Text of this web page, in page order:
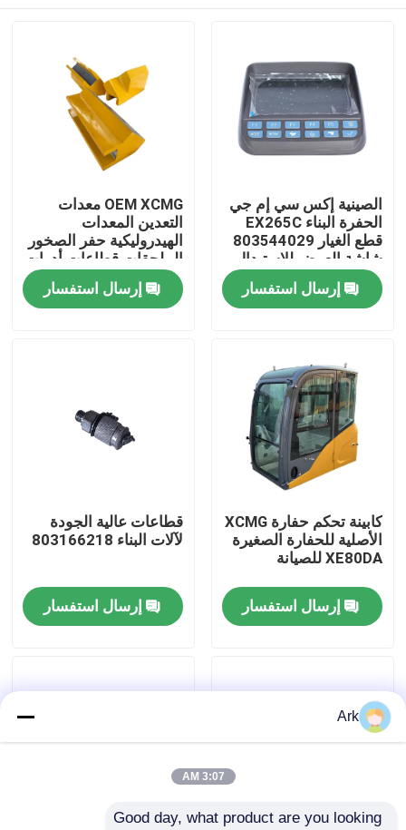
منزل
المنتجات
حول بنا
جولة في المعمل
ضبط الجودة
اتصل بنا
طلب اقتباس
قطع غيار الكمون
الصينية إكس سي إم جي
الحفرة البناء EX265C
قطع الغيار 803544029
شاشة العرض للاستبدال
إرسال استفسار
OEM XCMG معدات
التعدين المعدات
الهيدروليكية حفر الصخور
الملحقات قطاعات أدوات
الحفر 413480383
413480377
413480387
إرسال استفسار
كابينة تحكم حفارة XCMG
الأصلية للحفارة الصغيرة
XE80DA للصيانة
إرسال استفسار
قطاعات عالية الجودة
لآلات البناء 803166218
إرسال استفسار
Ark
3:07 AM
Good day, what product are you looking